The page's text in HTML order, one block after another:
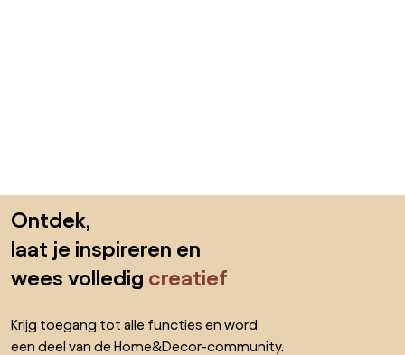
Ontdek,
laat je inspireren en
wees volledig creatief
Krijg toegang tot alle functies en word
een deel van de Home&Decor-community.